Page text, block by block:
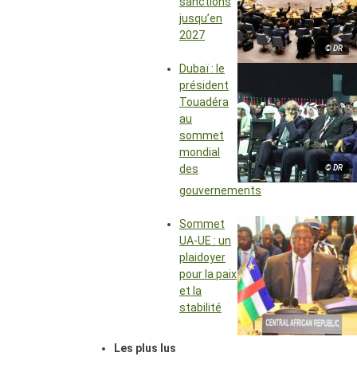
© DR
jusqu’en
2027
© DR
Dubaï : le
président
Touadéra
au
sommet
mondial
des
gouvernements
Sommet
UA-UE : un
plaidoyer
pour la paix
et la
stabilité
Les plus lus